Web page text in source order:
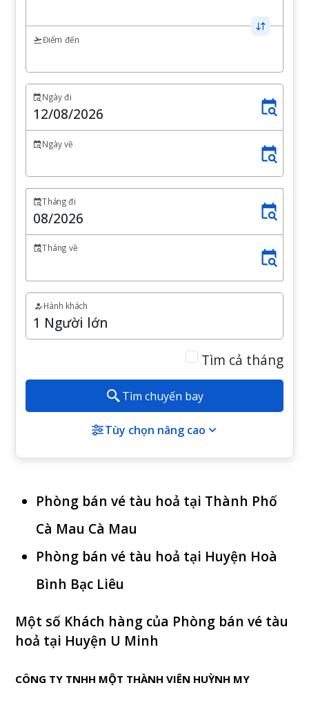
Điểm đến
Ngày đi
Ngày về
Tháng đi
Tháng về
Hành khách
Tìm cả tháng
Tìm chuyến bay
Tùy chọn nâng cao
Phòng bán vé tàu hoả tại Thành Phố
Cà Mau Cà Mau
Phòng bán vé tàu hoả tại Huyện Hoà
Bình Bạc Liêu
Một số Khách hàng của Phòng bán vé tàu
hoả tại Huyện U Minh
CÔNG TY TNHH MỘT THÀNH VIÊN HUỲNH MY